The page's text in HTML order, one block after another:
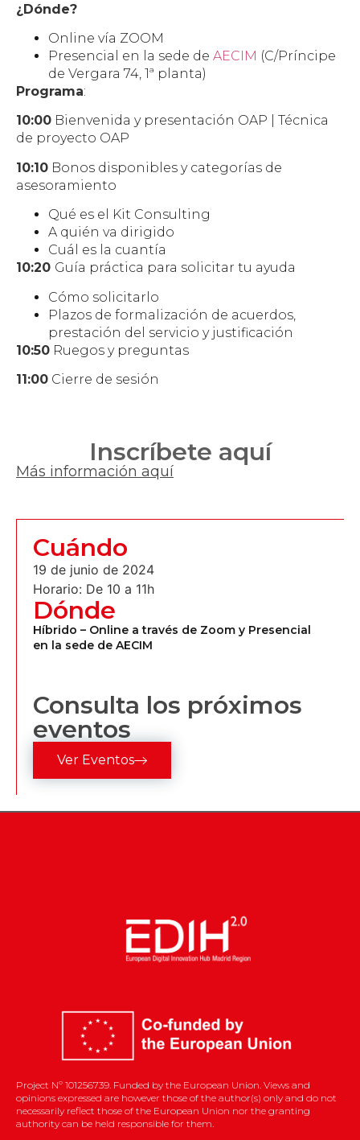
¿Dónde?
Online vía ZOOM
Presencial en la sede de AECIM (C/Príncipe
de Vergara 74, 1ª planta)
Programa:
10:00 Bienvenida y presentación OAP | Técnica
de proyecto OAP
10:10 Bonos disponibles y categorías de
asesoramiento
Qué es el Kit Consulting
A quién va dirigido
Cuál es la cuantía
10:20 Guía práctica para solicitar tu ayuda
Cómo solicitarlo
Plazos de formalización de acuerdos,
prestación del servicio y justificación
10:50 Ruegos y preguntas
11:00 Cierre de sesión
Inscríbete aquí
Más información aquí
Cuándo
19 de junio de 2024
Horario: De 10 a 11h
Dónde
Híbrido – Online a través de Zoom y Presencial
en la sede de AECIM
Consulta los próximos
eventos
Ver Eventos
Project Nº 101256739. Funded by the European Union. Views and
opinions expressed are however those of the author(s) only and do not
necessarily reflect those of the European Union nor the granting
authority can be held responsible for them.